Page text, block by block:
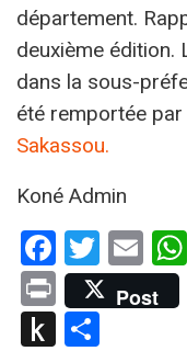
département.
deuxième édition.
dans la sous-
été remportée
Sakassou.
Koné Admin
PrintPost
Push